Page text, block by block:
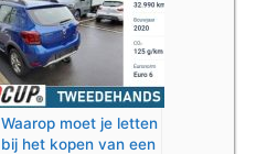
Waarop moet je letten
bij het kopen van een